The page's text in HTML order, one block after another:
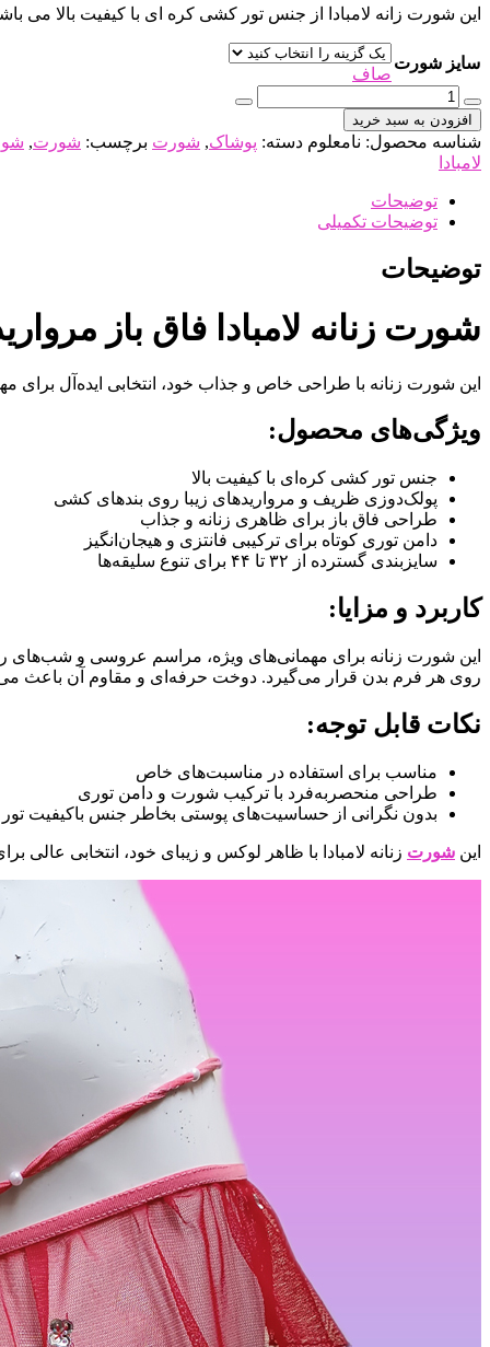
این شورت زانه لامبادا از جنس تور کشی کره ای با کیفیت بالا
سایز شورت
صاف
شورت
زنانه
لامبادا
فاق
مروارید
دار
توری
دامن
فانتزی
عدد
افزودن به سبد خرید
شناسه محصول: نامعلوم دسته: پوشاک, شورت برچسب: شورت,
لامبادا
توضیحات
توضیحات تکمیلی
توضیحات
شورت زنانه لامبادا فاق باز
این شورت زنانه با طراحی خاص و جذاب خود، انتخابی ایده‌آل
ویژگی‌های محصول:
جنس تور کشی کره‌ای با کیفیت بالا
پولک‌دوزی ظریف و مرواریدهای زیبا روی بندهای کشی
طراحی فاق باز برای ظاهری زنانه و جذاب
دامن توری کوتاه برای ترکیبی فانتزی و هیجان‌انگیز
سایزبندی گسترده از ۳۲ تا ۴۴ برای تنوع سلیقه‌ها
کاربرد و مزایا:
این شورت زنانه برای مهمانی‌های ویژه، مراسم عروسی و شب‌های
روی هر فرم بدن قرار می‌گیرد. دوخت حرفه‌ای و مقاوم آن باعث
نکات قابل توجه:
مناسب برای استفاده در مناسبت‌های خاص
طراحی منحصربه‌فرد با ترکیب شورت و دامن توری
بدون نگرانی از حساسیت‌های پوستی بخاطر جنس باکیفیت
این شورت زنانه لامبادا با ظاهر لوکس و زیبای خود، انتخابی عالی